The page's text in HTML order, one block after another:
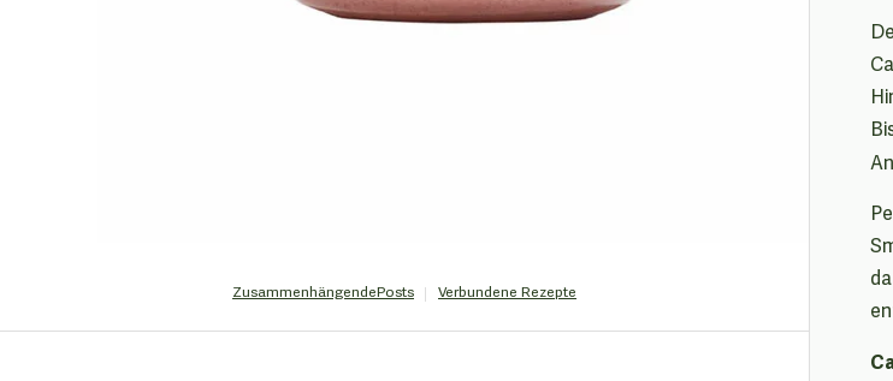
ZusammenhängendePosts Verbundene Rezepte